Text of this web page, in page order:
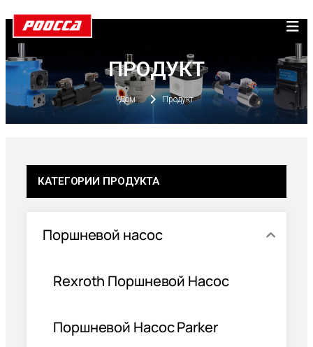
ПРОДУКТ
Дом Продукт
КАТЕГОРИИ ПРОДУКТА
Поршневой насос
Rexroth Поршневой Насос
Поршневой Насос Parker